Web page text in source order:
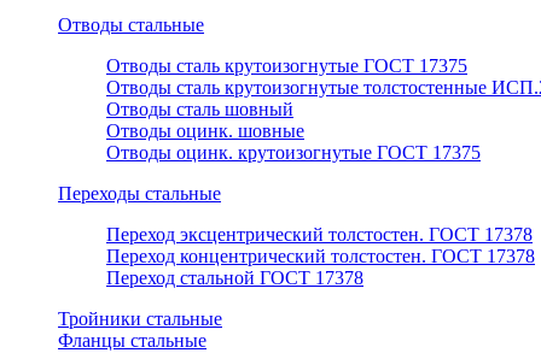
Отводы стальные
Отводы сталь крутоизогнутые ГОСТ 17375
Отводы сталь крутоизогнутые толстостенные
Отводы сталь шовный
Отводы оцинк. шовные
Отводы оцинк. крутоизогнутые ГОСТ 17375
Переходы стальные
Переход эксцентрический толстостен. ГОСТ 17378
Переход концентрический толстостен. ГОСТ 17378
Переход стальной ГОСТ 17378
Тройники стальные
Фланцы стальные